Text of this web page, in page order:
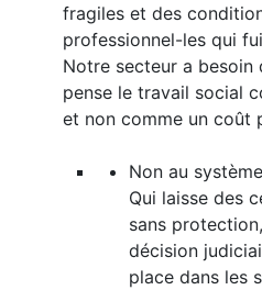
fragiles et des
professionnel-les qui
Notre secteur a besoin
pense le travail social
et non comme un coût
Non au
Qui laisse des
sans
décision
place dans les